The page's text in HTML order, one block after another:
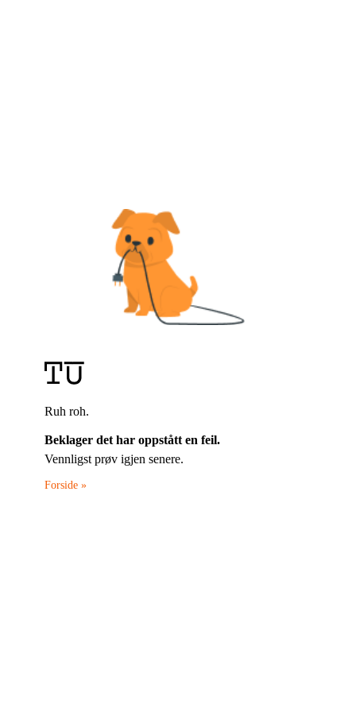
Ruh roh.
Beklager det har oppstått en feil.
Vennligst prøv igjen senere.
Forside »